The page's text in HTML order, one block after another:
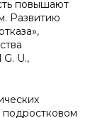
повышают
Развитию
U.,
подростковом